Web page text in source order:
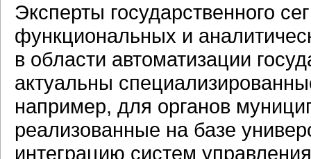
Эксперты государственного
функциональных и
в области автоматизации
актуальны
например, для органов
реализованные на базе
интеграцию систем